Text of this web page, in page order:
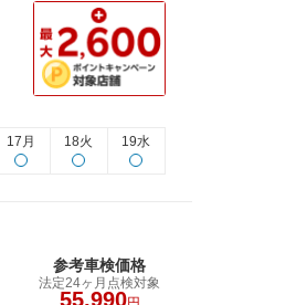
17月 18火 19水
参考車検価格
法定24ヶ月点検対象
55,990